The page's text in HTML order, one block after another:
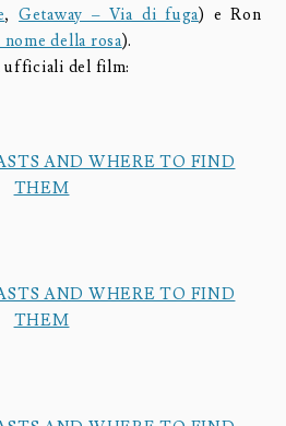
,Getaway – Via di fuga) e Ron
della rosa).
ufficiali del film: